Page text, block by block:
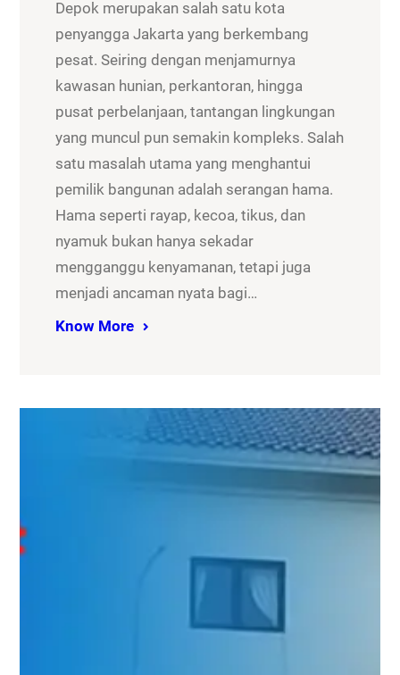
Depok merupakan salah satu kota
penyangga Jakarta yang berkembang
pesat. Seiring dengan menjamurnya
kawasan hunian, perkantoran, hingga
pusat perbelanjaan, tantangan lingkungan
yang muncul pun semakin kompleks. Salah
satu masalah utama yang menghantui
pemilik bangunan adalah serangan hama.
Hama seperti rayap, kecoa, tikus, dan
nyamuk bukan hanya sekadar
mengganggu kenyamanan, tetapi juga
menjadi ancaman nyata bagi…
Know More